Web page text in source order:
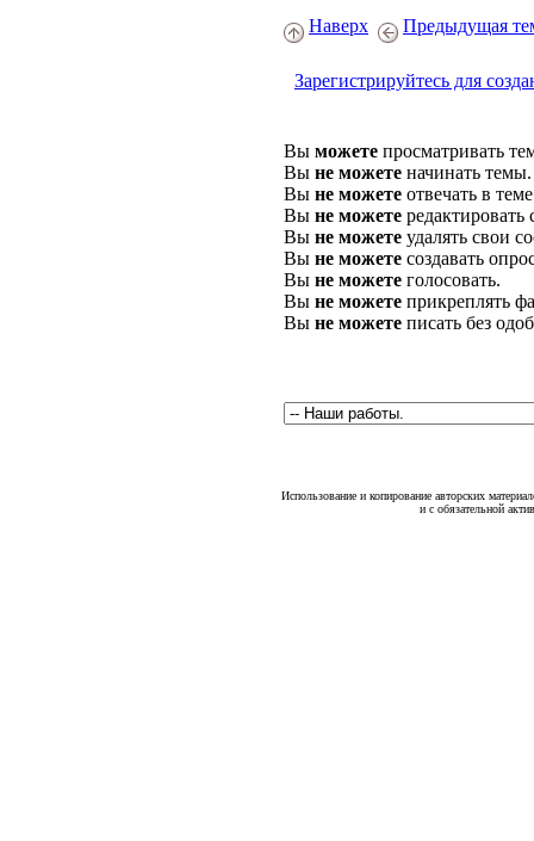
Наверх Предыдущая
Зарегистрируйтесь для
Вы можете просматривать
Вы не можете начинать темы.
Вы не можете отвечать в
Вы не можете
Вы не можете удалять свои
Вы не можете создавать
Вы не можете голосовать.
Вы не можете прикреплять
Вы не можете писать без
Использование и копирование авторских
и с обязательной